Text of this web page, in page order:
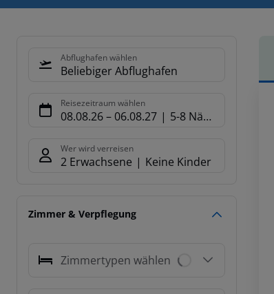
Abflughafen wählen
Beliebiger Abflughafen
Reisezeitraum wählen
08.08.26– 06.08.27 5-8 Nächte
Wer wird verreisen
2 Erwachsene Keine Kinder
Zimmer & Verpflegung
Zimmertypen wählen